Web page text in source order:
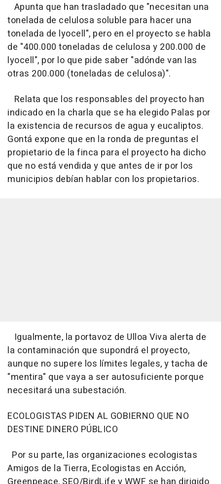
Apunta que han trasladado que "necesitan una
tonelada de celulosa soluble para hacer una
tonelada de lyocell", pero en el proyecto se habla
de "400.000 toneladas de celulosa y 200.000 de
lyocell", por lo que pide saber "adónde van las
otras 200.000 (toneladas de celulosa)".
Relata que los responsables del proyecto han
indicado en la charla que se ha elegido Palas por
la existencia de recursos de agua y eucaliptos.
Gontá expone que en la ronda de preguntas el
propietario de la finca para el proyecto ha dicho
que no está vendida y que antes de ir por los
municipios debían hablar con los propietarios.
Igualmente, la portavoz de Ulloa Viva alerta de
la contaminación que supondrá el proyecto,
aunque no supere los límites legales, y tacha de
"mentira" que vaya a ser autosuficiente porque
necesitará una subestación.
ECOLOGISTAS PIDEN AL GOBIERNO QUE NO
DESTINE DINERO PÚBLICO
Por su parte, las organizaciones ecologistas
Amigos de la Tierra, Ecologistas en Acción,